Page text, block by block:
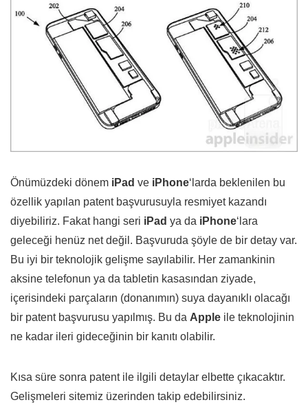
Önümüzdeki dönem iPad ve iPhone‘larda beklenilen bu
özellik yapılan patent başvurusuyla resmiyet kazandı
diyebiliriz. Fakat hangi seri iPad ya da iPhone‘lara
geleceği henüz net değil. Başvuruda şöyle de bir detay var.
Bu iyi bir teknolojik gelişme sayılabilir. Her zamankinin
aksine telefonun ya da tabletin kasasından ziyade,
içerisindeki parçaların (donanımın) suya dayanıklı olacağı
bir patent başvurusu yapılmış. Bu da Apple ile teknolojinin
ne kadar ileri gideceğinin bir kanıtı olabilir.
Kısa süre sonra patent ile ilgili detaylar elbette çıkacaktır.
Gelişmeleri sitemiz üzerinden takip edebilirsiniz.